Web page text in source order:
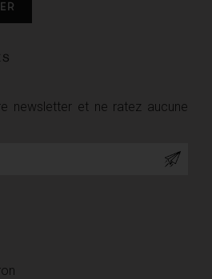
newsletter et ne ratez aucune